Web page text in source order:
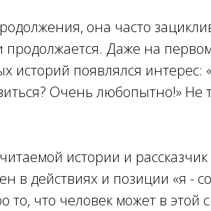
она часто
продолжается. Даже на
историй появлялся интерес:
Очень любопытно!» Не
истории и
в действиях и позиции «я -
то, что человек может в этой